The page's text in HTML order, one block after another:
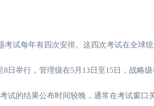
试每年有四次安排。这四次考试在全球
日举行，管理级在5月13日至15日，战略
试的结果公布时间较晚，通常在考试窗口